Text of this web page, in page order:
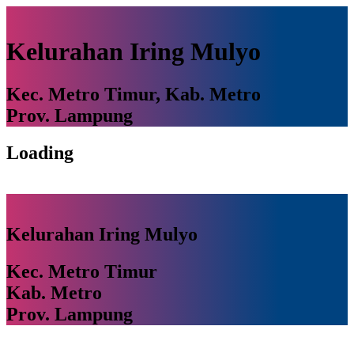
Kelurahan Iring Mulyo
Kec. Metro Timur, Kab. Metro
Prov. Lampung
Loading
Kelurahan Iring Mulyo
Kec. Metro Timur
Kab. Metro
Prov. Lampung